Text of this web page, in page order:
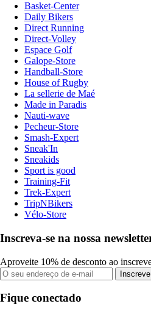
Basket-Center
Daily Bikers
Direct Running
Direct-Volley
Espace Golf
Galope-Store
Handball-Store
House of Rugby
La sellerie de Maé
Made in Paradis
Nauti-wave
Pecheur-Store
Smash-Expert
Sneak'In
Sneakids
Sport is good
Training-Fit
Trek-Expert
TripNBikers
Vélo-Store
Inscreva-se na nossa
Aproveite 10% de desconto ao
Fique conectado